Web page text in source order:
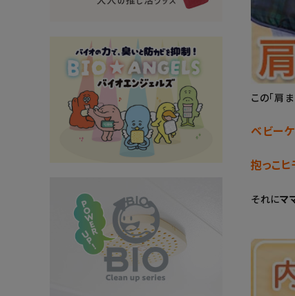
ボディメイクグッズ
アウトドア・トラベル
この「肩
ベビー
抱っこ
それにマ